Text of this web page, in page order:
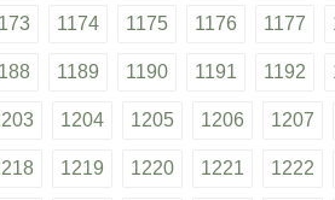
1174 1175 1176 1177
1189 1190 1191 1192
1204 1205 1206 1207
1219 1220 1221 1222